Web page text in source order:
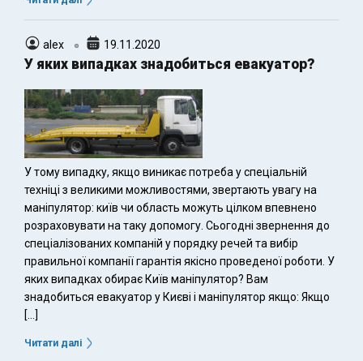
alex 19.11.2020
У яких випадках знадобиться евакуатор?
У тому випадку, якщо виникає потреба у спеціальній
техніці з великими можливостями, звертають увагу на
маніпулятор: київ чи область можуть цілком впевнено
розраховувати на таку допомогу. Сьогодні звернення до
спеціалізованих компаній у порядку речей та вибір
правильної компанії гарантія якісно проведеної роботи. У
яких випадках обирає Київ маніпулятор? Вам
знадобиться евакуатор у Києві і маніпулятор якщо: Якщо
[…]
Читати далі